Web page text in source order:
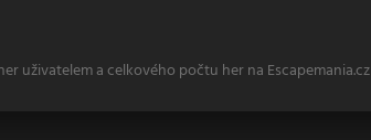
uživatelem a celkového počtu her na Escapemania.cz